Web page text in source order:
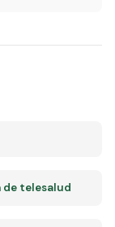
telesalud